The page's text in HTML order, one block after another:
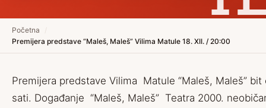
Početna
Premijera predstave “Maleš, Maleš” Vilima Matule 18. XII. / 20:00
Premijera predstave Vilima Matule “Maleš, Maleš”
sati. Događanje “Maleš, Maleš” Teatra 2000.